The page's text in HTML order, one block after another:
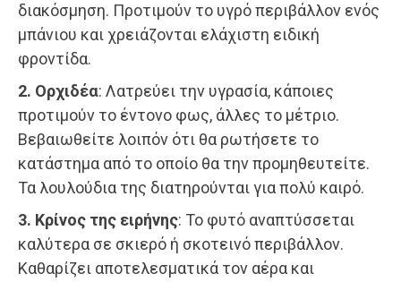
διακόσμηση. Προτιμούν το υγρό περιβάλλον ενός
μπάνιου και χρειάζονται ελάχιστη ειδική
φροντίδα.
2. Ορχιδέα: Λατρεύει την υγρασία, κάποιες
προτιμούν το έντονο φως, άλλες το μέτριο.
Βεβαιωθείτε λοιπόν ότι θα ρωτήσετε το
κατάστημα από το οποίο θα την προμηθευτείτε.
Τα λουλούδια της διατηρούνται για πολύ καιρό.
3. Κρίνος της ειρήνης: Το φυτό αναπτύσσεται
καλύτερα σε σκιερό ή σκοτεινό περιβάλλον.
Καθαρίζει αποτελεσματικά τον αέρα και